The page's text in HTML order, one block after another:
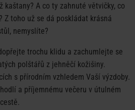
kaštany? A co ty zahnuté větvičky, co
Z toho už se dá poskládat krásná
nemyslíte?
trochu klidu a zachumlejte se
polštářů z jehněčí kožišiny.
s přírodním vzhledem Vaší výzdoby.
a příjemnému večeru v útulném